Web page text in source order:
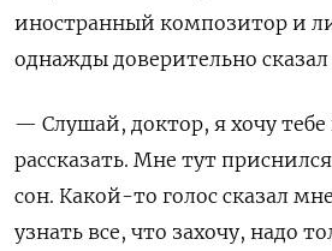
иностранный композитор и
однажды доверительно
— Слушай, доктор, я хочу тебе
рассказать. Мне тут
сон. Какой-то голос сказал мне
узнать все, что захочу, надо